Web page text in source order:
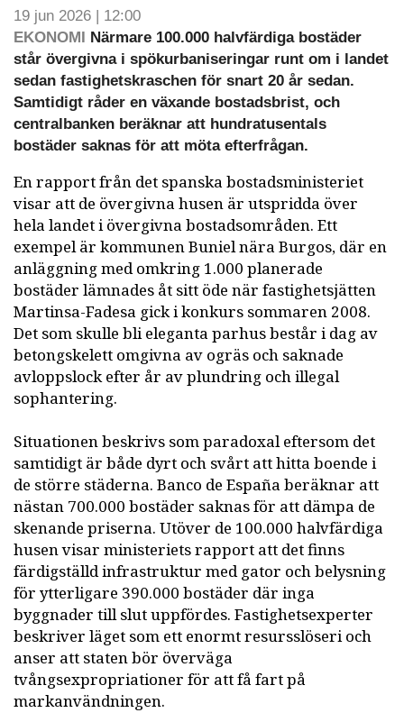
19 jun 2026 | 12:00
EKONOMI Närmare 100.000 halvfärdiga bostäder
står övergivna i spökurbaniseringar runt om i landet
sedan fastighetskraschen för snart 20 år sedan.
Samtidigt råder en växande bostadsbrist, och
centralbanken beräknar att hundratusentals
bostäder saknas för att möta efterfrågan.
En rapport från det spanska bostadsministeriet
visar att de övergivna husen är utspridda över
hela landet i övergivna bostadsområden. Ett
exempel är kommunen Buniel nära Burgos, där en
anläggning med omkring 1.000 planerade
bostäder lämnades åt sitt öde när fastighetsjätten
Martinsa-Fadesa gick i konkurs sommaren 2008.
Det som skulle bli eleganta parhus består i dag av
betongskelett omgivna av ogräs och saknade
avloppslock efter år av plundring och illegal
sophantering.
Situationen beskrivs som paradoxal eftersom det
samtidigt är både dyrt och svårt att hitta boende i
de större städerna. Banco de España beräknar att
nästan 700.000 bostäder saknas för att dämpa de
skenande priserna. Utöver de 100.000 halvfärdiga
husen visar ministeriets rapport att det finns
färdigställd infrastruktur med gator och belysning
för ytterligare 390.000 bostäder där inga
byggnader till slut uppfördes. Fastighetsexperter
beskriver läget som ett enormt resursslöseri och
anser att staten bör överväga
tvångsexpropriationer för att få fart på
markanvändningen.